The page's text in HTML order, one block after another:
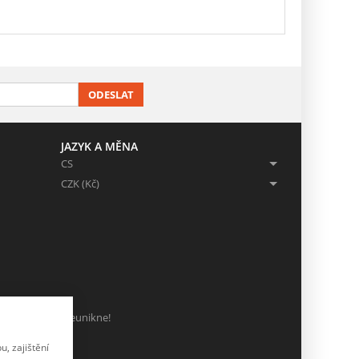
ODESLAT
JAZYK A MĚNA
CS
CZK (Kč)
ať Vám nic neunikne!
zajištění